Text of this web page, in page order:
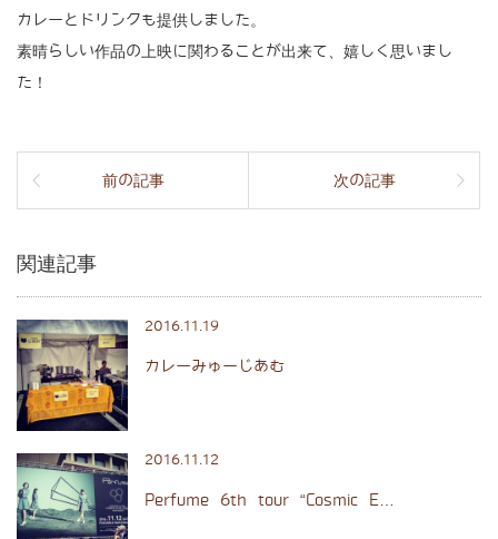
カレーとドリンクも提供しました。
素晴らしい作品の上映に関わることが出来て、嬉しく思いまし
た！
前の記事 次の記事
関連記事
2016.11.19
カレーみゅーじあむ
2016.11.12
Perfume 6th tour “Cosmic E…